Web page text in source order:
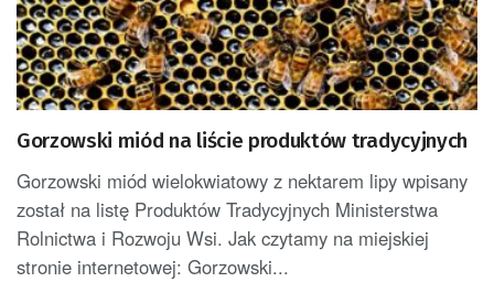
Gorzowski miód na liście produktów tradycyjnych
Gorzowski miód wielokwiatowy z nektarem lipy wpisany
został na listę Produktów Tradycyjnych Ministerstwa
Rolnictwa i Rozwoju Wsi. Jak czytamy na miejskiej
stronie internetowej: Gorzowski...